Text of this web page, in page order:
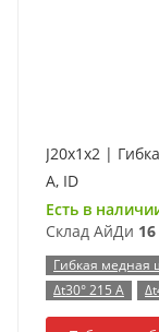
J20x1x2 |
А, ID
Есть в
Склад АйДи
Гибкая медная
Δt30° 215 А